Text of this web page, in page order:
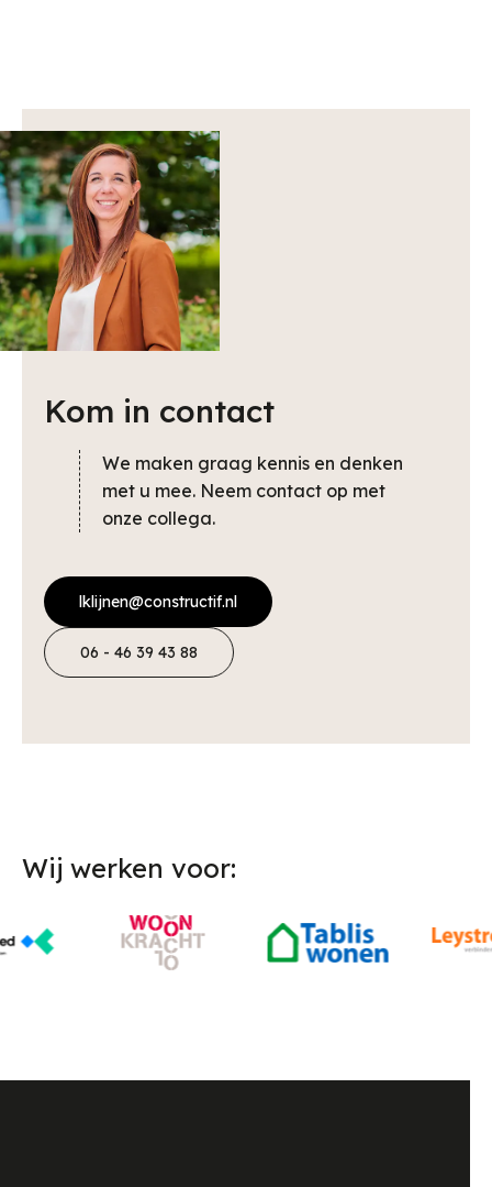
Kom in contact
We maken graag kennis en denken
met u mee. Neem contact op met
onze collega.
lklijnen@constructif.nl
06 - 46 39 43 88
Wij werken voor: